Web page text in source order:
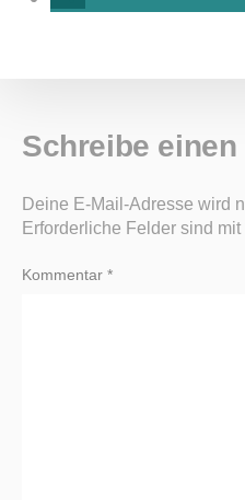
Schreibe
Deine E-Mail-Adresse wird
Erforderliche Felder sind mit
Kommentar *